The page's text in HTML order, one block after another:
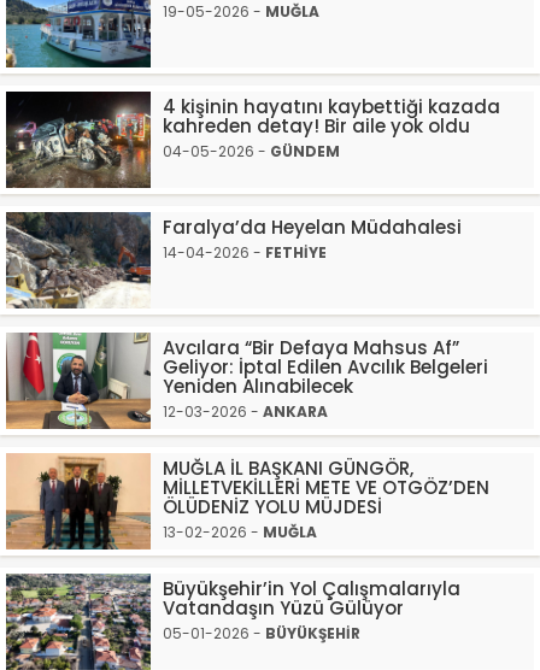
19-05-2026 - MUĞLA
4 kişinin hayatını kaybettiği kazada
kahreden detay! Bir aile yok oldu
04-05-2026 - GÜNDEM
Faralya’da Heyelan Müdahalesi
14-04-2026 - FETHİYE
Avcılara “Bir Defaya Mahsus Af”
Geliyor: İptal Edilen Avcılık Belgeleri
Yeniden Alınabilecek
12-03-2026 - ANKARA
MUĞLA İL BAŞKANI GÜNGÖR,
MİLLETVEKİLLERİ METE VE OTGÖZ’DEN
ÖLÜDENİZ YOLU MÜJDESİ
13-02-2026 - MUĞLA
Büyükşehir’in Yol Çalışmalarıyla
Vatandaşın Yüzü Gülüyor
05-01-2026 - BÜYÜKŞEHİR